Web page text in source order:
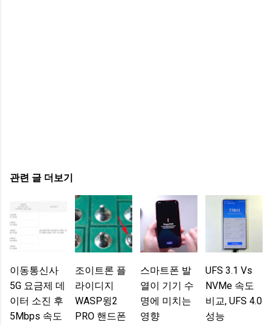
관련 글 더보기
이동통신사
5G 요금제 데
이터 소진 후
5Mbps 속도
조이트론 플
라이디지
WASP윙2
PRO 핸드폰
스마트폰 발
열이 기기 수
명에 미치는
영향
UFS 3.1 Vs
NVMe 속도
비교, UFS 4.0
성능